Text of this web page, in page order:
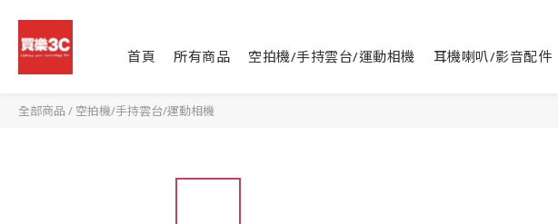
首頁 所有商品 空拍機/手持雲台/運動相機 耳機喇叭/影音配件
全部商品 / 空拍機/手持雲台/運動相機